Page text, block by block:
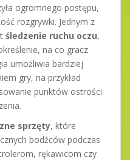
ogromnego postępu,
rozgrywki. Jednym z
śledzenie ruchu oczu,
na co gracz
umożliwia bardziej
gry, na przykład
punktów ostrości
sprzęty, które
bodźców podczas
rękawicom czy